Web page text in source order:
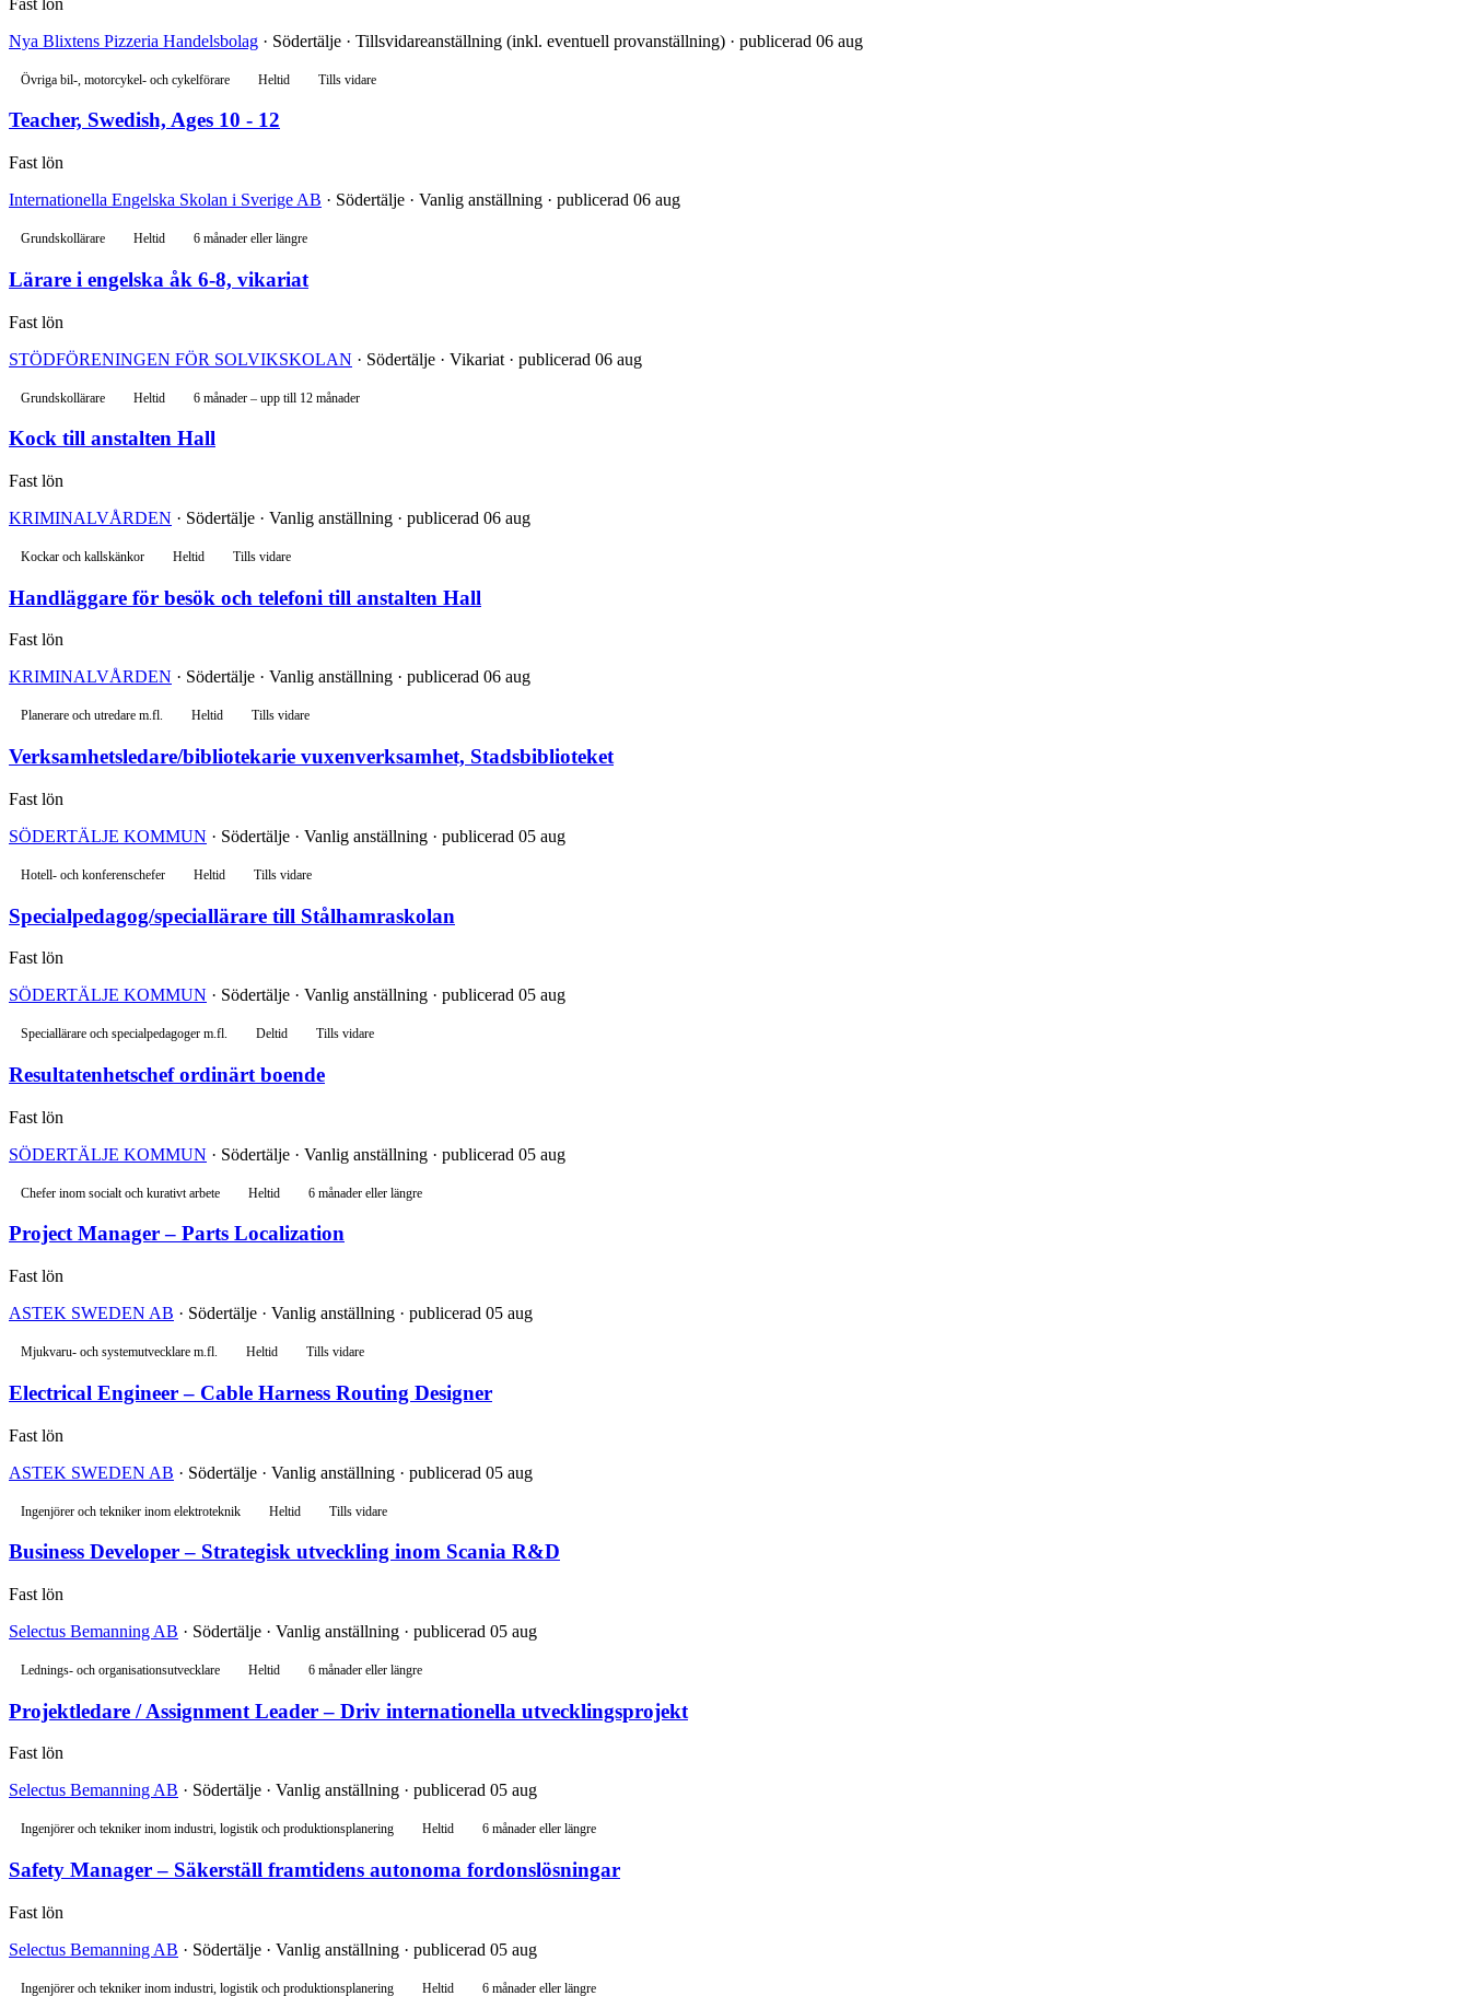
Nya Blixtens Pizzeria Handelsbolag · Södertälje · Tillsvidareanställning (inkl. eventuell provanställning) · publicerad 06 aug
Övriga bil-, motorcykel- och cykelförare Heltid Tills vidare
Teacher, Swedish, Ages 10 - 12
Fast lön
Internationella Engelska Skolan i Sverige AB · Södertälje · Vanlig anställning · publicerad 06 aug
Grundskollärare Heltid 6 månader eller längre
Lärare i engelska åk 6-8, vikariat
Fast lön
STÖDFÖRENINGEN FÖR SOLVIKSKOLAN · Södertälje · Vikariat · publicerad 06 aug
Grundskollärare Heltid 6 månader – upp till 12 månader
Kock till anstalten Hall
Fast lön
KRIMINALVÅRDEN · Södertälje · Vanlig anställning · publicerad 06 aug
Kockar och kallskänkor Heltid Tills vidare
Handläggare för besök och telefoni till anstalten Hall
Fast lön
KRIMINALVÅRDEN · Södertälje · Vanlig anställning · publicerad 06 aug
Planerare och utredare m.fl. Heltid Tills vidare
Verksamhetsledare/bibliotekarie vuxenverksamhet, Stadsbiblioteket
Fast lön
SÖDERTÄLJE KOMMUN · Södertälje · Vanlig anställning · publicerad 05 aug
Hotell- och konferenschefer Heltid Tills vidare
Specialpedagog/speciallärare till Stålhamraskolan
Fast lön
SÖDERTÄLJE KOMMUN · Södertälje · Vanlig anställning · publicerad 05 aug
Speciallärare och specialpedagoger m.fl. Deltid Tills vidare
Resultatenhetschef ordinärt boende
Fast lön
SÖDERTÄLJE KOMMUN · Södertälje · Vanlig anställning · publicerad 05 aug
Chefer inom socialt och kurativt arbete Heltid 6 månader eller längre
Project Manager – Parts Localization
Fast lön
ASTEK SWEDEN AB · Södertälje · Vanlig anställning · publicerad 05 aug
Mjukvaru- och systemutvecklare m.fl. Heltid Tills vidare
Electrical Engineer – Cable Harness Routing Designer
Fast lön
ASTEK SWEDEN AB · Södertälje · Vanlig anställning · publicerad 05 aug
Ingenjörer och tekniker inom elektroteknik Heltid Tills vidare
Business Developer – Strategisk utveckling inom Scania R&D
Fast lön
Selectus Bemanning AB · Södertälje · Vanlig anställning · publicerad 05 aug
Lednings- och organisationsutvecklare Heltid 6 månader eller längre
Projektledare / Assignment Leader – Driv internationella utvecklingsprojekt
Fast lön
Selectus Bemanning AB · Södertälje · Vanlig anställning · publicerad 05 aug
Ingenjörer och tekniker inom industri, logistik och produktionsplanering Heltid 6 månader eller längre
Safety Manager – Säkerställ framtidens autonoma fordonslösningar
Fast lön
Selectus Bemanning AB · Södertälje · Vanlig anställning · publicerad 05 aug
Ingenjörer och tekniker inom industri, logistik och produktionsplanering Heltid 6 månader eller längre